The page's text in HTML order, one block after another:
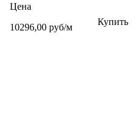
Цена
10296,00 руб/м
Купить